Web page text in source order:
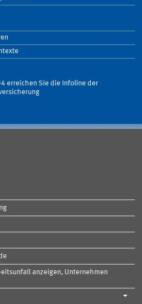
erreichen Sie die Infoline der
anzeigen, Unternehmen